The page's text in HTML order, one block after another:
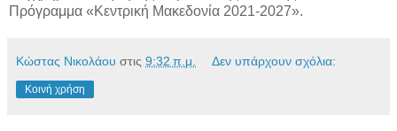
Πρόγραμμα «Κεντρική Μακεδονία 2021-2027».
Κώστας Νικολάου στις 9:32 π.μ. Δεν υπάρχουν σχόλια:
Κοινή χρήση